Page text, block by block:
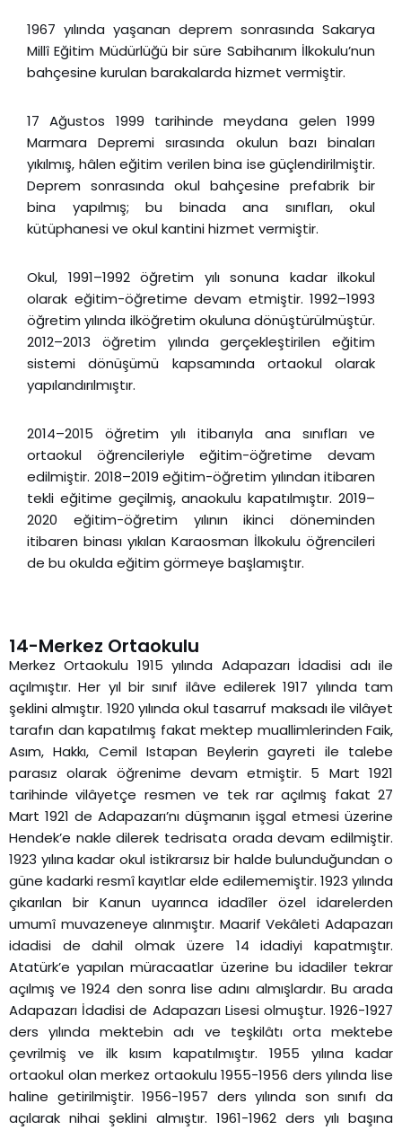
1967 yılında yaşanan deprem sonrasında Sakarya
Millî Eğitim Müdürlüğü bir süre Sabihanım İlkokulu’nun
bahçesine kurulan barakalarda hizmet vermiştir.
17 Ağustos 1999 tarihinde meydana gelen 1999
Marmara Depremi sırasında okulun bazı binaları
yıkılmış, hâlen eğitim verilen bina ise güçlendirilmiştir.
Deprem sonrasında okul bahçesine prefabrik bir
bina yapılmış; bu binada ana sınıfları, okul
kütüphanesi ve okul kantini hizmet vermiştir.
Okul, 1991–1992 öğretim yılı sonuna kadar ilkokul
olarak eğitim-öğretime devam etmiştir. 1992–1993
öğretim yılında ilköğretim okuluna dönüştürülmüştür.
2012–2013 öğretim yılında gerçekleştirilen eğitim
sistemi dönüşümü kapsamında ortaokul olarak
yapılandırılmıştır.
2014–2015 öğretim yılı itibarıyla ana sınıfları ve
ortaokul öğrencileriyle eğitim-öğretime devam
edilmiştir. 2018–2019 eğitim-öğretim yılından itibaren
tekli eğitime geçilmiş, anaokulu kapatılmıştır. 2019–
2020 eğitim-öğretim yılının ikinci döneminden
itibaren binası yıkılan Karaosman İlkokulu öğrencileri
de bu okulda eğitim görmeye başlamıştır.
14-Merkez Ortaokulu
Merkez Ortaokulu 1915 yılında Adapazarı İdadisi adı ile
açılmıştır. Her yıl bir sınıf ilâve edilerek 1917 yılında tam
şeklini almıştır. 1920 yılında okul tasarruf maksadı ile vilâyet
tarafın dan kapatılmış fakat mektep muallimlerinden Faik,
Asım, Hakkı, Cemil Istapan Beylerin gayreti ile talebe
parasız olarak öğrenime devam etmiştir. 5 Mart 1921
tarihinde vilâyetçe resmen ve tek rar açılmış fakat 27
Mart 1921 de Adapazarı’nı düşmanın işgal etmesi üzerine
Hendek’e nakle dilerek tedrisata orada devam edilmiştir.
1923 yılına kadar okul istikrarsız bir halde bulunduğundan o
güne kadarki resmî kayıtlar elde edilememiştir. 1923 yılında
çıkarılan bir Kanun uyarınca idadîler özel idarelerden
umumî muvazeneye alınmıştır. Maarif Vekâleti Adapazarı
idadisi de dahil olmak üzere 14 idadiyi kapatmıştır.
Atatürk’e yapılan müracaatlar üzerine bu idadiler tekrar
açılmış ve 1924 den sonra lise adını almışlardır. Bu arada
Adapazarı İdadisi de Adapazarı Lisesi olmuştur. 1926-1927
ders yılında mektebin adı ve teşkilâtı orta mektebe
çevrilmiş ve ilk kısım kapatılmıştır. 1955 yılına kadar
ortaokul olan merkez ortaokulu 1955-1956 ders yılında lise
haline getirilmiştir. 1956-1957 ders yılında son sınıfı da
açılarak nihai şeklini almıştır. 1961-1962 ders yılı başına